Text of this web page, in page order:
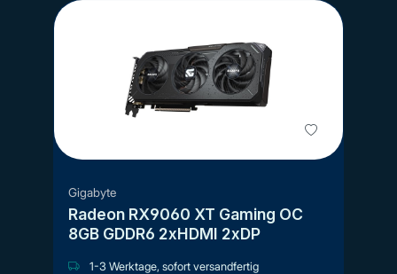
Gigabyte
Radeon RX9060 XT Gaming OC
8GB GDDR6 2xHDMI 2xDP
1-3 Werktage, sofort versandfertig